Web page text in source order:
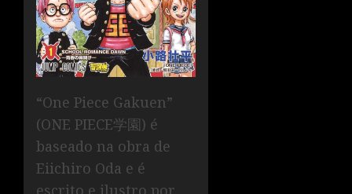
“One Piece Gakuen”
(ONE PIECE学園) é
baseado na obra de
Eiichiro Oda e é
escrito e ilustro por